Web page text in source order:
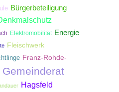
Bürgerbeteiligung
Elektromobilität Energie
Fleischwerk
Franz-Rohde-
Gemeinderat
Hagsfeld